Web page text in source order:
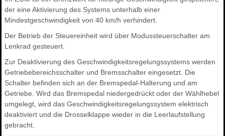
der eine Aktivierung des Systems unterhalb einer
Mindestgeschwindigkeit von 40 km/h verhindert.
Der Betrieb der Steuereinheit wird über Modussteuerschalter am
Lenkrad gesteuert.
Zur Deaktivierung des Geschwindigkeitsregelungssystems werden
Getriebebereichsschalter und Bremsschalter eingesetzt. Die
Schalter befinden sich an der Bremspedal-Halterung und am
Getriebe. Wird das Bremspedal niedergedrückt oder der Wählhebel
umgelegt, wird das Geschwindigkeitsregelungssystem elektrisch
deaktiviert und die Drosselklappe wieder in die Leerlaufstellung
gebracht.